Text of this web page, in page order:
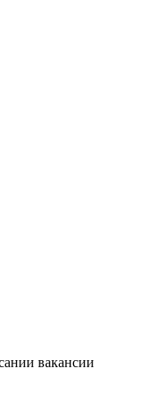
вакансии